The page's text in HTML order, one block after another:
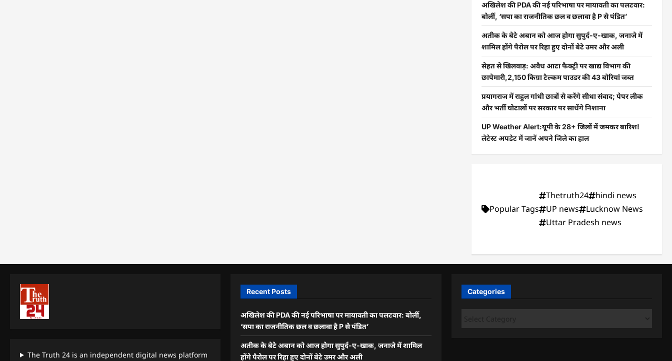
अखिलेश की PDA की नई परिभाषा पर मायावती का पलटवार:
बोलीं, ‘सपा का राजनीतिक छल व छलावा है P से पंडित’
अतीक के बेटे अबान को आज होगा सुपुर्द-ए-खाक, जनाजे में
शामिल होंगे पैरोल पर रिहा हुए दोनों बेटे उमर और अली
सेहत से खिलवाड़: अवैध आटा फैक्ट्री पर खाद्य विभाग की
छापेमारी,2,150 किग्रा टैल्कम पाउडर की 43 बोरियां जब्त
प्रयागराज में राहुल गांधी छात्रों से करेंगे सीधा संवाद; पेपर लीक
और भर्ती घोटालों पर सरकार पर साधेंगे निशाना
UP Weather Alert:यूपी के 28+ जिलों में जमकर बारिश!
लेटेस्ट अपडेट में जानें अपने जिले का हाल
Popular Tags
Thetruth24
hindi news
UP news
Lucknow News
Uttar Pradesh news
The Truth 24 is an independent digital news platform
Recent Posts
अखिलेश की PDA की नई परिभाषा पर मायावती का पलटवार: बोलीं,
‘सपा का राजनीतिक छल व छलावा है P से पंडित’
अतीक के बेटे अबान को आज होगा सुपुर्द-ए-खाक, जनाजे में शामिल
होंगे पैरोल पर रिहा हुए दोनों बेटे उमर और अली
Categories